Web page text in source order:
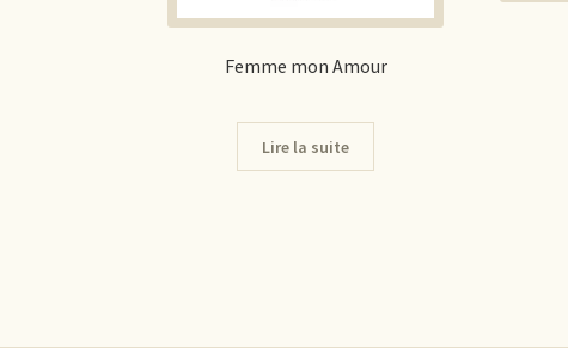
Femme mon Amour
Lire la suite